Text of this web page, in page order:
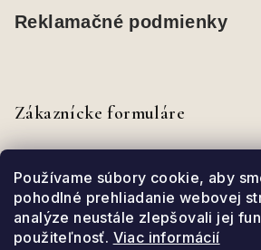
Používame súbory cookie, aby
pohodlné prehliadanie webovej
analýze neustále zlepšovali jej
použiteľnosť. Viac informácií
Reklamačné podmienky
Zákaznícke formuláre
Odstúpenie od zmluvy
Reklamačný formulár